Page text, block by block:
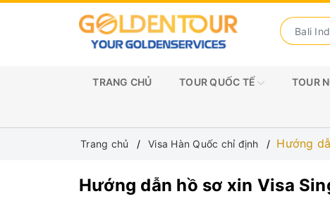
TRANG CHỦ TOUR QUỐC TẾ TOUR
Trang chủ Visa Hàn Quốc chỉ định Hướng
Hướng dẫn hồ sơ xin Visa